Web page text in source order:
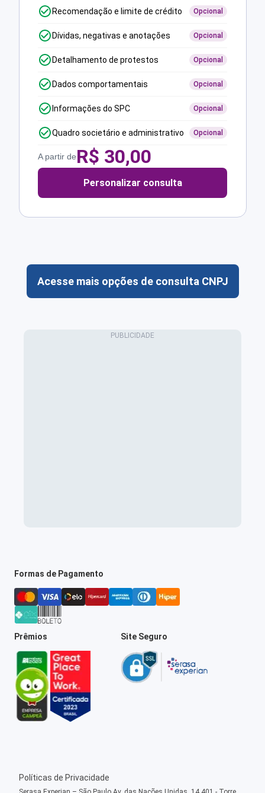
Recomendação e limite de crédito Opcional
Dívidas, negativas e anotações Opcional
Detalhamento de protestos Opcional
Dados comportamentais Opcional
Informações do SPC Opcional
Quadro societário e administrativo Opcional
A partir deR$ 30,00
Personalizar consulta
Acesse mais opções de consulta CNPJ
Formas de Pagamento
Prêmios Site Seguro
Políticas de Privacidade